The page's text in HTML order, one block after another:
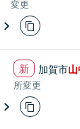
変更
加賀市山
所変更